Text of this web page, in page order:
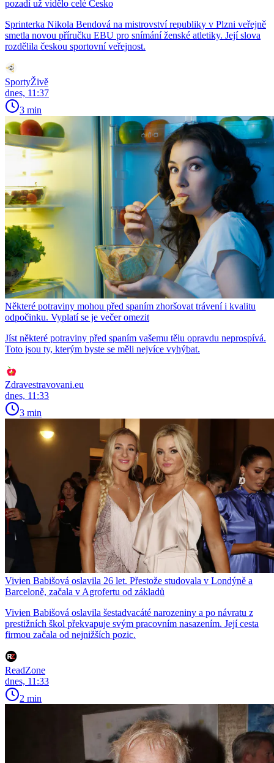
pozadí už vidělo celé Česko
Sprinterka Nikola Bendová na mistrovství republiky v Plzni veřejně
smetla novou příručku EBU pro snímání ženské atletiky. Její slova
rozdělila českou sportovní veřejnost.
SportyŽivě
dnes, 11:37
3 min
Některé potraviny mohou před spaním zhoršovat trávení i kvalitu
odpočinku. Vyplatí se je večer omezit
Jíst některé potraviny před spaním vašemu tělu opravdu neprospívá.
Toto jsou ty, kterým byste se měli nejvíce vyhýbat.
Zdravestravovani.eu
dnes, 11:33
3 min
Vivien Babišová oslavila 26 let. Přestože studovala v Londýně a
Barceloně, začala v Agrofertu od základů
Vivien Babišová oslavila šestadvacáté narozeniny a po návratu z
prestižních škol překvapuje svým pracovním nasazením. Její cesta
firmou začala od nejnižších pozic.
ReadZone
dnes, 11:33
2 min